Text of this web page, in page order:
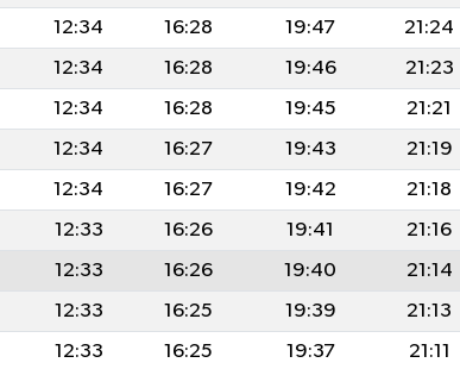
12:34 16:28 19:47
21:24
12:34 16:28 19:46
21:23
12:34 16:28 19:45
21:21
12:34 16:27 19:43
21:19
12:34 16:27 19:42
21:18
12:33 16:26 19:41
21:16
12:33 16:26 19:40
21:14
12:33 16:25 19:39
21:13
12:33 16:25 19:37
21:11